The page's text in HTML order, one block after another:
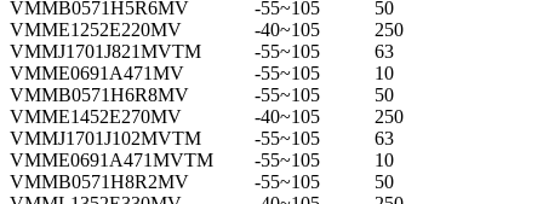
VMMB0571H5R6MV
-55~105
50
VMME1252E220MV
-40~105
250
VMMJ1701J821MVTM
-55~105
63
VMME0691A471MV
-55~105
10
VMMB0571H6R8MV
-55~105
50
VMME1452E270MV
-40~105
250
VMMJ1701J102MVTM
-55~105
63
VMME0691A471MVTM
-55~105
10
VMMB0571H8R2MV
-55~105
50